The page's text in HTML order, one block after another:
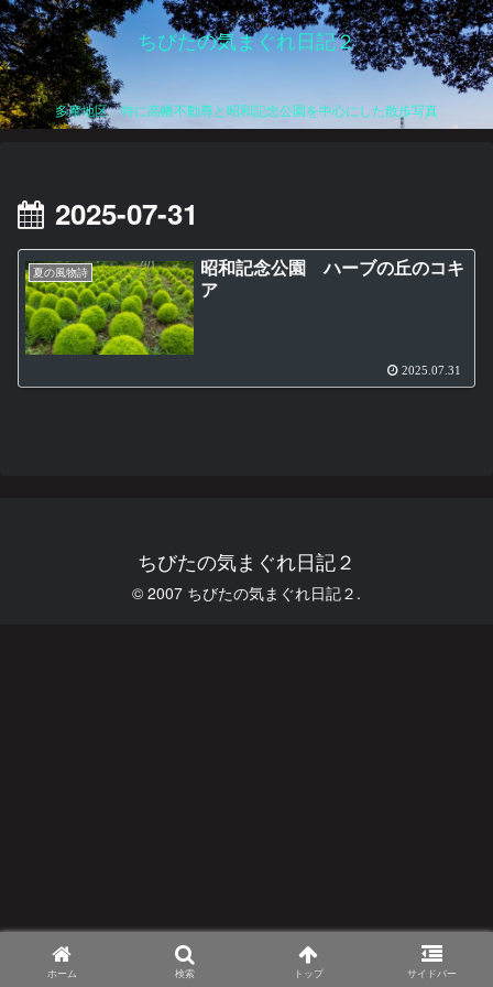
ちびたの気まぐれ日記２
多摩地区、特に高幡不動尊と昭和記念公園を中心にした散歩写真
2025-07-31
夏の風物詩
昭和記念公園 ハーブの丘のコキ
ア
2025.07.31
ちびたの気まぐれ日記２
© 2007 ちびたの気まぐれ日記２.
ホーム 検索 トップ サイドバー